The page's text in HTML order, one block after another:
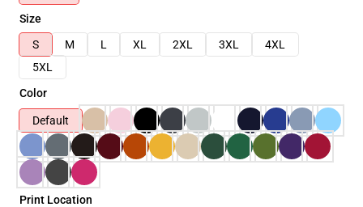
Size
S
M L XL 2XL 3XL
4XL
5XL
Color
Default
Print Location